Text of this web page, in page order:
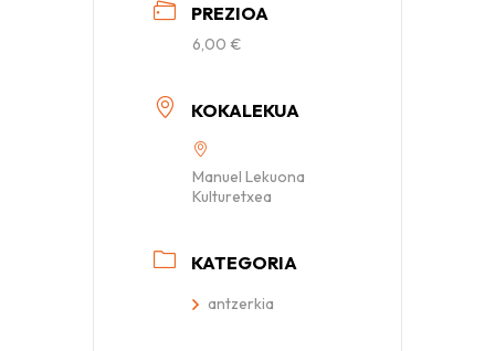
PREZIOA
6,00 €
KOKALEKUA
Manuel Lekuona
Kulturetxea
KATEGORIA
antzerkia